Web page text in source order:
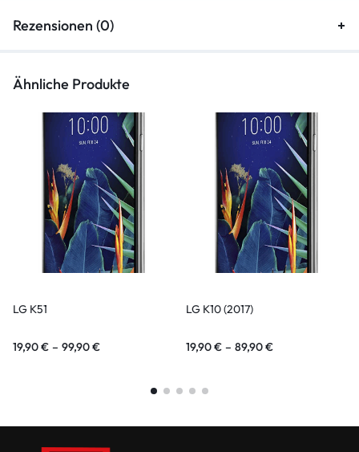
Rezensionen (0)
Ähnliche Produkte
LG K51
19,90€ – 99,90€
LG K10 (2017)
19,90€ – 89,90€